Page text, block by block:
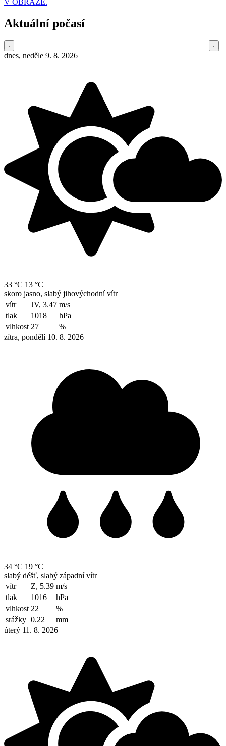
V OBRAZE.
Aktuální počasí
dnes, neděle 9. 8. 2026
33 °C 13 °C
skoro jasno, slabý jihovýchodní vítr
vítr
JV, 3.47 m/s
tlak
1018
hPa
vlhkost 27
%
zítra, pondělí 10. 8. 2026
34 °C 19 °C
slabý déšť, slabý západní vítr
vítr
Z, 5.39 m/s
tlak
1016
hPa
vlhkost 22
%
srážky 0.22
mm
úterý 11. 8. 2026